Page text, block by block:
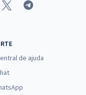
de ajuda